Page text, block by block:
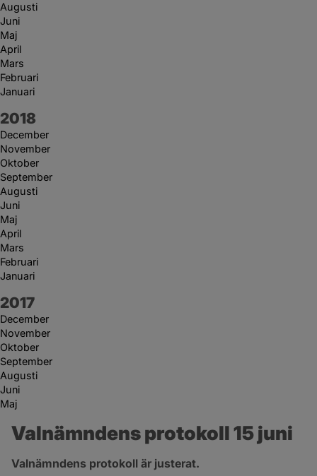
Augusti
Juni
Maj
April
Mars
Februari
Januari
År:
2018
December
November
Oktober
September
Augusti
Juni
Maj
April
Mars
Februari
Januari
År:
2017
December
November
Oktober
September
Augusti
Juni
Maj
Valnämndens protokoll 15 juni
Valnämndens protokoll är justerat.